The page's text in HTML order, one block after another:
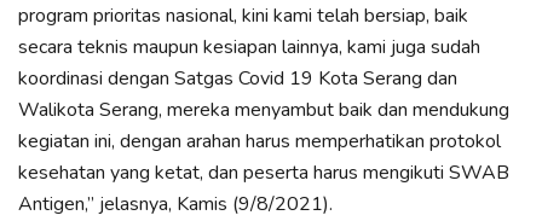
program prioritas nasional, kini kami telah bersiap, baik
secara teknis maupun kesiapan lainnya, kami juga sudah
koordinasi dengan Satgas Covid 19 Kota Serang dan
Walikota Serang, mereka menyambut baik dan mendukung
kegiatan ini, dengan arahan harus memperhatikan protokol
kesehatan yang ketat, dan peserta harus mengikuti SWAB
Antigen,” jelasnya, Kamis (9/8/2021).